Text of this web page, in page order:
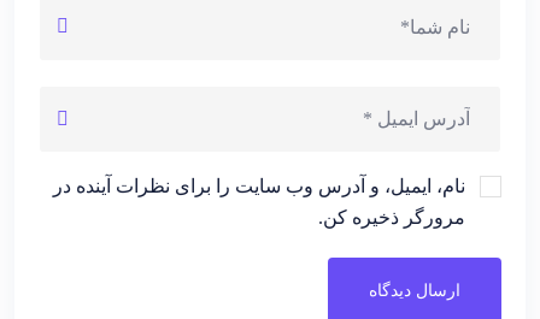
نام، ایمیل، و آدرس وب سایت را برای نظرات آینده در
مرورگر ذخیره کن.
ارسال دیدگاه